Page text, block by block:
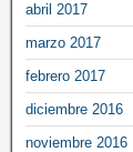
abril 2017
marzo 2017
febrero 2017
diciembre 2016
noviembre 2016